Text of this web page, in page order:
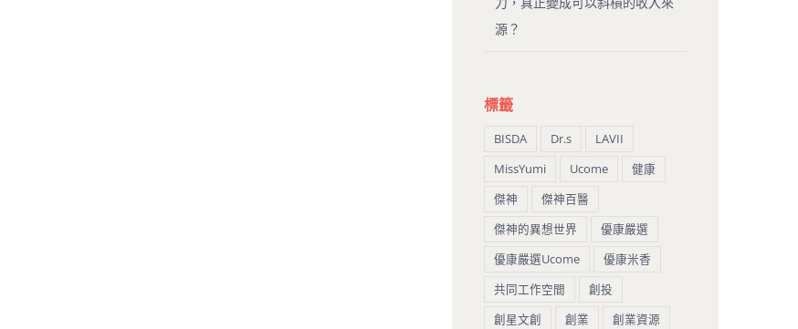
源？
標籤
BISDA Dr.s
LAVII
MissYumi
Ucome
健康
傑神
傑神百醫
傑神的異想世界
優康嚴選
優康嚴選Ucome
優康米香
共同工作空間
創投
創星文創
創業
創業資源